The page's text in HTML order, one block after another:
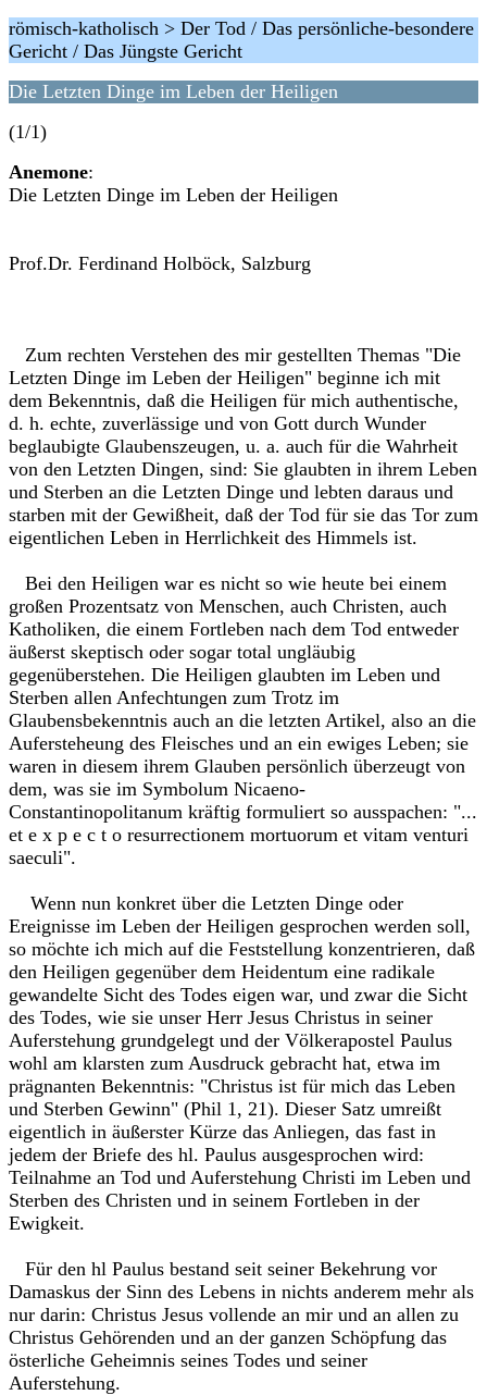
römisch-katholisch > Der Tod / Das persönliche-besondere
Gericht / Das Jüngste Gericht
Die Letzten Dinge im Leben der Heiligen
(1/1)
Anemone:
Die Letzten Dinge im Leben der Heiligen
Prof.Dr. Ferdinand Holböck, Salzburg
Zum rechten Verstehen des mir gestellten Themas "Die
Letzten Dinge im Leben der Heiligen" beginne ich mit
dem Bekenntnis, daß die Heiligen für mich authentische,
d. h. echte, zuverlässige und von Gott durch Wunder
beglaubigte Glaubenszeugen, u. a. auch für die Wahrheit
von den Letzten Dingen, sind: Sie glaubten in ihrem Leben
und Sterben an die Letzten Dinge und lebten daraus und
starben mit der Gewißheit, daß der Tod für sie das Tor zum
eigentlichen Leben in Herrlichkeit des Himmels ist.
Bei den Heiligen war es nicht so wie heute bei einem
großen Prozentsatz von Menschen, auch Christen, auch
Katholiken, die einem Fortleben nach dem Tod entweder
äußerst skeptisch oder sogar total ungläubig
gegenüberstehen. Die Heiligen glaubten im Leben und
Sterben allen Anfechtungen zum Trotz im
Glaubensbekenntnis auch an die letzten Artikel, also an die
Aufersteheung des Fleisches und an ein ewiges Leben; sie
waren in diesem ihrem Glauben persönlich überzeugt von
dem, was sie im Symbolum Nicaeno-
Constantinopolitanum kräftig formuliert so ausspachen: "...
et e x p e c t o resurrectionem mortuorum et vitam venturi
saeculi".
Wenn nun konkret über die Letzten Dinge oder
Ereignisse im Leben der Heiligen gesprochen werden soll,
so möchte ich mich auf die Feststellung konzentrieren, daß
den Heiligen gegenüber dem Heidentum eine radikale
gewandelte Sicht des Todes eigen war, und zwar die Sicht
des Todes, wie sie unser Herr Jesus Christus in seiner
Auferstehung grundgelegt und der Völkerapostel Paulus
wohl am klarsten zum Ausdruck gebracht hat, etwa im
prägnanten Bekenntnis: "Christus ist für mich das Leben
und Sterben Gewinn" (Phil 1, 21). Dieser Satz umreißt
eigentlich in äußerster Kürze das Anliegen, das fast in
jedem der Briefe des hl. Paulus ausgesprochen wird:
Teilnahme an Tod und Auferstehung Christi im Leben und
Sterben des Christen und in seinem Fortleben in der
Ewigkeit.
Für den hl Paulus bestand seit seiner Bekehrung vor
Damaskus der Sinn des Lebens in nichts anderem mehr als
nur darin: Christus Jesus vollende an mir und an allen zu
Christus Gehörenden und an der ganzen Schöpfung das
österliche Geheimnis seines Todes und seiner
Auferstehung.